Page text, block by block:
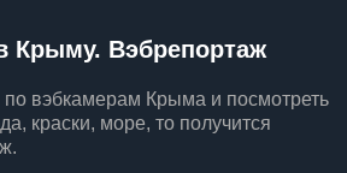
Крыму. Вэбрепортаж
вэбкамерам Крыма и посмотреть
краски, море, то получится